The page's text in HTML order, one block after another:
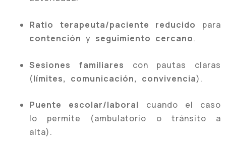
Ratio terapeuta/paciente reducido
para
contención y seguimiento cercano.
Sesiones familiares con pautas claras
(límites, comunicación, convivencia).
Puente escolar/laboral
cuando el caso
lo permite (ambulatorio o tránsito a
alta).